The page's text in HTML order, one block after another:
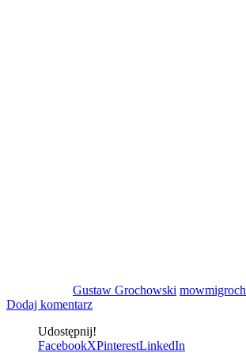
Gustaw Grochowski
Dodaj komentarz
Udostępnij!
FacebookXPinterestLinkedIn